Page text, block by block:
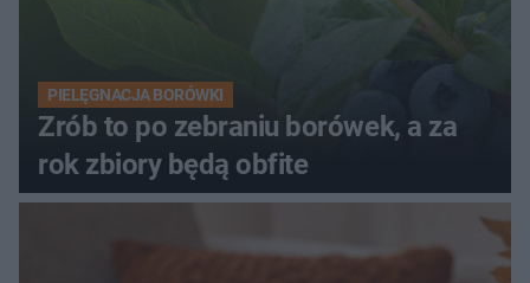
PIELĘGNACJA BORÓWKI
Zrób to po zebraniu borówek, a za
rok zbiory będą obfite